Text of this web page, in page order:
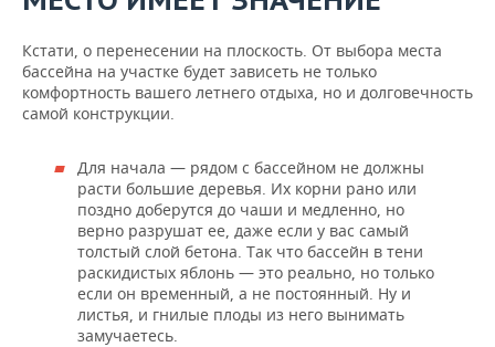
Кстати, о перенесении на плоскость. От выбора места
бассейна на участке будет зависеть не только
комфортность вашего летнего отдыха, но и долговечность
самой конструкции.
Для начала — рядом с бассейном не должны
расти большие деревья. Их корни рано или
поздно доберутся до чаши и медленно, но
верно разрушат ее, даже если у вас самый
толстый слой бетона. Так что бассейн в тени
раскидистых яблонь — это реально, но только
если он временный, а не постоянный. Ну и
листья, и гнилые плоды из него вынимать
замучаетесь.